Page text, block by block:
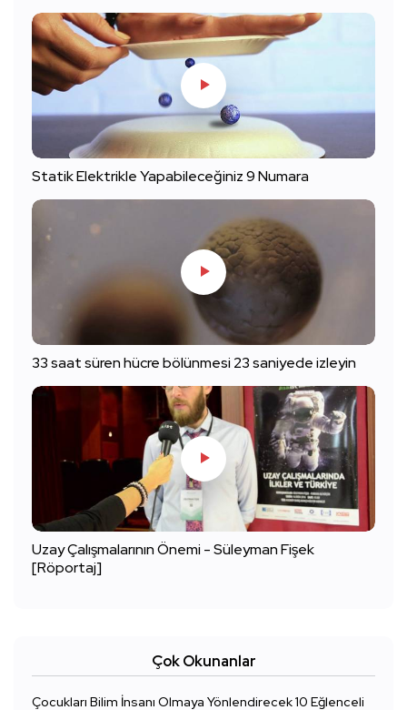
Statik Elektrikle Yapabileceğiniz 9 Numara
33 saat süren hücre bölünmesi 23 saniyede izleyin
Uzay Çalışmalarının Önemi - Süleyman Fişek
[Röportaj]
Çok Okunanlar
Çocukları Bilim İnsanı Olmaya Yönlendirecek 10 Eğlenceli